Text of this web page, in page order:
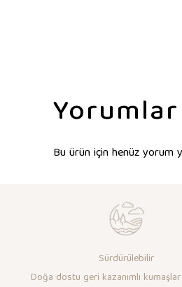
Yorumlar
Bu ürün için henüz yorum
Sürdürülebilir
Doğa dostu geri kazanımlı